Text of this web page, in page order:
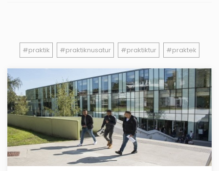
#praktik #praktiknusatur #praktiktur #praktek